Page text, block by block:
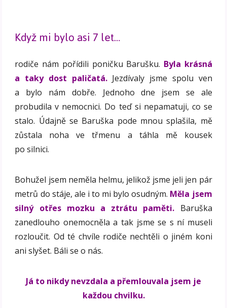
Když mi bylo asi 7 let…
rodiče nám pořídili poničku Barušku. Byla krásná
a taky dost paličatá.Jezdívaly jsme spolu ven
a bylo nám dobře. Jednoho dne jsem se ale
probudila v nemocnici. Do teď si nepamatuji, co se
stalo. Údajně se Baruška pode mnou splašila, mě
zůstala noha ve třmenu a táhla mě kousek
po silnici.
Bohužel jsem neměla helmu, jelikož jsme jeli jen pár
metrů do stáje, ale i to mi bylo osudným. Měla jsem
silný otřes mozku a ztrátu paměti. Baruška
zanedlouho onemocněla a tak jsme se s ní museli
rozloučit. Od té chvíle rodiče nechtěli o jiném koni
ani slyšet. Báli se o nás.
Já to nikdy nevzdala a přemlouvala jsem je
každou chvilku.